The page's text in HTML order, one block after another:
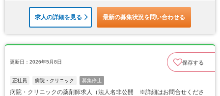
求人の詳細を見る 最新の募集状況を問い合わせる
更新日：2026年5月8日 保存する
正社員 病院・クリニック 募集停止
病院・クリニックの薬剤師求人（法人名非公開 ※詳細はお問合せくださ